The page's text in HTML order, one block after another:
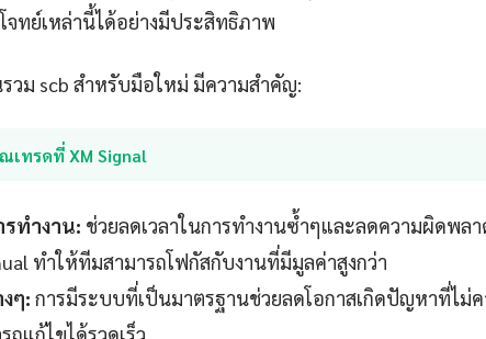
ทย์เหล่านี้ได้อย่างมีประสิทธิภาพ
วม scb สำหรับมือใหม่ มีความสำคัญ:
ทรดที่ XM Signal
ทำงาน: ช่วยลดเวลาในการทำงานซ้ำๆและลดความผิดพลา
ทำให้ทีมสามารถโฟกัสกับงานที่มีมูลค่าสูงกว่า
ๆ: การมีระบบที่เป็นมาตรฐานช่วยลดโอกาสเกิดปัญหาที่ไม่